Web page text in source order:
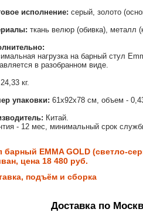
исполнение: серый, золото
ткань велюр (обивка), металл
нагрузка на барный стул
в разобранном виде.
24,33 кг.
упаковки: 61х92х78 см, объем -
Китай.
- 12 мес, минимальный срок
барный EMMA GOLD (светло-
цена 18 480 руб.
подъём и сборка
Доставка по